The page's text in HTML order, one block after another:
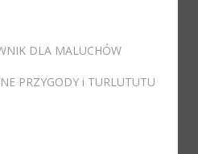
DLA MALUCHÓW
PRZYGODY i TURLUTUTU